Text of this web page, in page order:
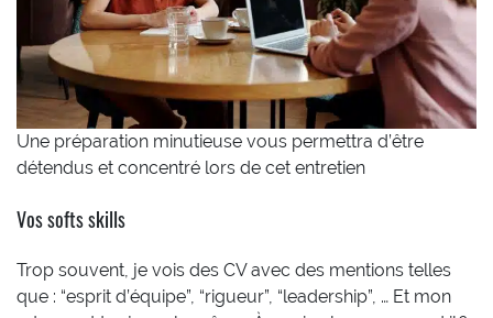
Une préparation minutieuse vous permettra d’être
détendus et concentré lors de cet entretien
Vos softs skills
Trop souvent, je vois des CV avec des mentions telles
que : “esprit d’équipe”, “rigueur”, “leadership”, … Et mon